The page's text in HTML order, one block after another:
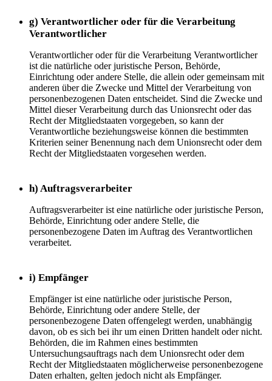
g) Verantwortlicher oder für die Verarbeitung
Verantwortlicher
Verantwortlicher oder für die Verarbeitung Verantwortlicher
ist die natürliche oder juristische Person, Behörde,
Einrichtung oder andere Stelle, die allein oder gemeinsam mit
anderen über die Zwecke und Mittel der Verarbeitung von
personenbezogenen Daten entscheidet. Sind die Zwecke und
Mittel dieser Verarbeitung durch das Unionsrecht oder das
Recht der Mitgliedstaaten vorgegeben, so kann der
Verantwortliche beziehungsweise können die bestimmten
Kriterien seiner Benennung nach dem Unionsrecht oder dem
Recht der Mitgliedstaaten vorgesehen werden.
h) Auftragsverarbeiter
Auftragsverarbeiter ist eine natürliche oder juristische Person,
Behörde, Einrichtung oder andere Stelle, die
personenbezogene Daten im Auftrag des Verantwortlichen
verarbeitet.
i) Empfänger
Empfänger ist eine natürliche oder juristische Person,
Behörde, Einrichtung oder andere Stelle, der
personenbezogene Daten offengelegt werden, unabhängig
davon, ob es sich bei ihr um einen Dritten handelt oder nicht.
Behörden, die im Rahmen eines bestimmten
Untersuchungsauftrags nach dem Unionsrecht oder dem
Recht der Mitgliedstaaten möglicherweise personenbezogene
Daten erhalten, gelten jedoch nicht als Empfänger.